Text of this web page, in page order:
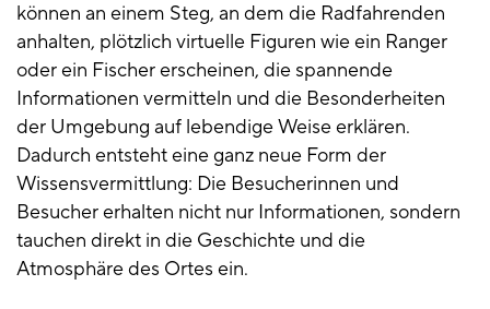
können an einem Steg, an dem die Radfahrenden
anhalten, plötzlich virtuelle Figuren wie ein Ranger
oder ein Fischer erscheinen, die spannende
Informationen vermitteln und die Besonderheiten
der Umgebung auf lebendige Weise erklären.
Dadurch entsteht eine ganz neue Form der
Wissensvermittlung: Die Besucherinnen und
Besucher erhalten nicht nur Informationen, sondern
tauchen direkt in die Geschichte und die
Atmosphäre des Ortes ein.